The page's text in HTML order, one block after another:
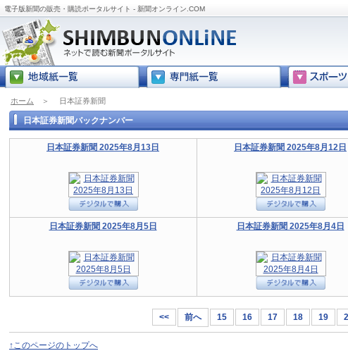
電子版新聞の販売・購読ポータルサイト - 新聞オンライン.COM
ホーム ＞ 日本証券新聞
日本証券新聞バックナンバー
日本証券新聞 2025年8月13日 日本証券新聞 2025年8月12日
日本証券新聞 2025年8月5日 日本証券新聞 2025年8月4日
<< 前へ 15 16 17 18 19
↑このページのトップへ